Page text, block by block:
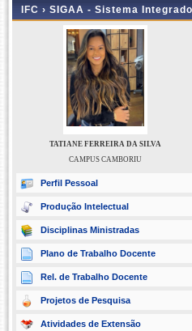
IFC › SIGAA - Sistema
TATIANE FERREIRA DA SILVA
CAMPUS CAMBORIU
Perfil Pessoal
Produção Intelectual
Disciplinas Ministradas
Plano de Trabalho Docente
Rel. de Trabalho Docente
Projetos de Pesquisa
Atividades de Extensão